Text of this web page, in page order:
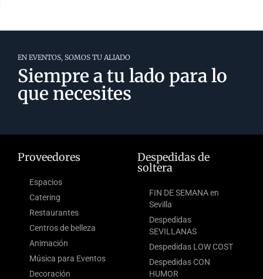
EN EVENTOS, SOMOS TU ALIADO
Siempre a tu lado para lo
que necesites
Proveedores
Espacios
Catering
Restaurantes
Centros de belleza
Animación
Música para Eventos
Decoración
Despedidas de
soltera
FIN DE SEMANA en
Sevilla
Despedidas
SEVILLANAS
Despedidas LOW COST
Despedidas CON
HUMOR